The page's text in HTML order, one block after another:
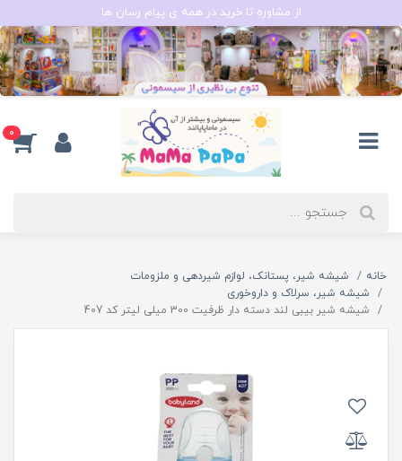
از مشاوره تا خرید در همه ی پیام رسان ها
0
خانه
شیشه شیر، پستانک، لوازم شیردهی و ملزومات
شیشه شیر، سرلاک و داروخوری
شیشه شیر بیبی لند دسته دار ظرفیت 300 میلی لیتر کد 407